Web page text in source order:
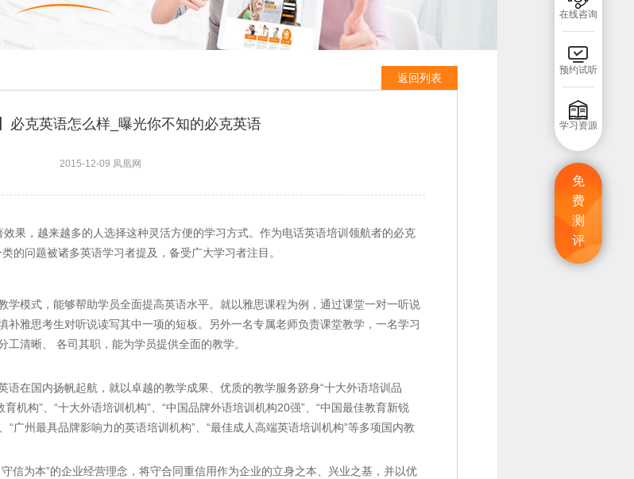
在线咨询

预约试听

学习资源
免
费
测
评
返回列表
必克英语怎么样_曝光你不知的必克英语
2015-12-09 凤凰网
果，越来越多的人选择这种灵活方便的学习方式。作为电话英语培训领航者的必克
的问题被诸多英语学习者提及，备受广大学习者注目。
学模式，能够帮助学员全面提高英语水平。就以雅思课程为例，通过课堂一对一听说
补雅思考生对听说读写其中一项的短板。另外一名专属老师负责课堂教学，一名学习
清晰、 各司其职，能为学员提供全面的教学。
语在国内扬帆起航，就以卓越的教学成果、优质的教学服务跻身“十大外语培训品
机构”、“十大外语培训机构”、“中国品牌外语培训机构20强”、“中国最佳教育新锐
“广州最具品牌影响力的英语培训机构”、“最佳成人高端英语培训机构”等多项国内教
信为本”的企业经营理念，将守合同重信用作为企业的立身之本、兴业之基，并以优